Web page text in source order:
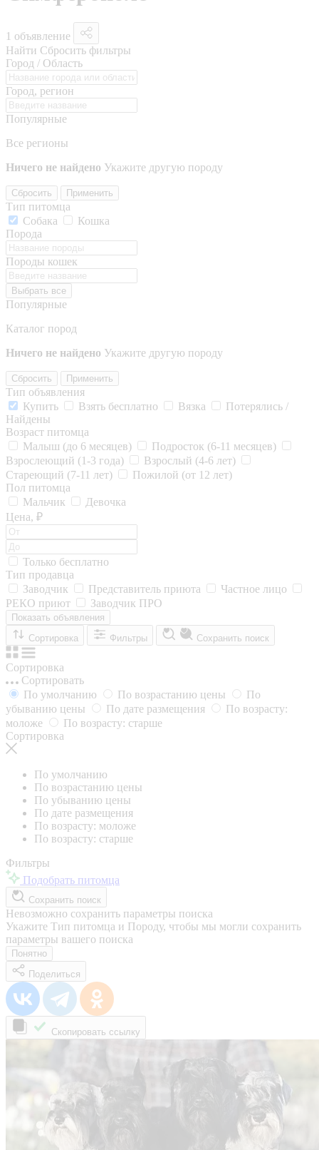
1 объявление
Найти Сбросить фильтры
Город / Область
Город, регион
Популярные
Все регионы
Ничего не найдено Укажите другую породу
Сбросить Применить
Тип питомца
Собака
Кошка
Порода
Породы кошек
Выбрать все
Популярные
Каталог пород
Ничего не найдено Укажите другую породу
Сбросить Применить
Тип объявления
Купить
Взять бесплатно Вязка
Потерялись /
Найдены
Возраст питомца
Малыш (до 6 месяцев)
Подросток (6-11 месяцев)
Взрослеющий (1-3 года)
Взрослый (4-6 лет)
Стареющий (7-11 лет)
Пожилой (от 12 лет)
Пол питомца
Мальчик
Девочка
Цена, ₽
Только бесплатно
Тип продавца
Заводчик
Представитель приюта
Частное лицо
РЕКО приют
Заводчик ПРО
Показать объявления
Сортировка
Фильтры Сохранить поиск
Сортировка
Сортировать
По умолчанию
По возрастанию цены
По
убыванию цены
По дате размещения
По возрасту:
моложе
По возрасту: старше
Сортировка
По умолчанию
По возрастанию цены
По убыванию цены
По дате размещения
По возрасту: моложе
По возрасту: старше
Фильтры
Подобрать питомца
Сохранить поиск
Невозможно сохранить параметры поиска
Укажите Тип питомца и Породу, чтобы мы могли сохранить
параметры вашего поиска
Понятно
Поделиться
Скопировать ссылку